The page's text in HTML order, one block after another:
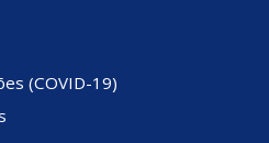
(COVID-19)